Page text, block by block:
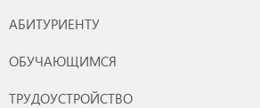
АБИТУРИЕНТУ
ОБУЧАЮЩИМСЯ
ТРУДОУСТРОЙСТВО